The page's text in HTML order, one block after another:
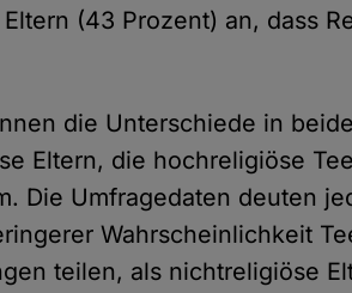
(43 Prozent) an, dass
die Unterschiede in
Eltern, die hochreligiöse
Die Umfragedaten deuten
Wahrscheinlichkeit
teilen, als nichtreligiöse